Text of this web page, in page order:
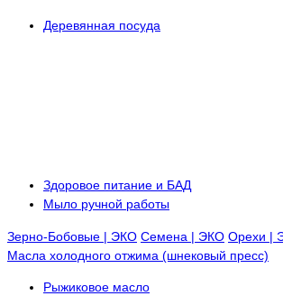
Деревянная посуда
Здоровое питание и БАД
Мыло ручной работы
Зерно-Бобовые | ЭКО Семена | ЭКО Орехи |
Масла холодного отжима (шнековый пресс)
Рыжиковое масло